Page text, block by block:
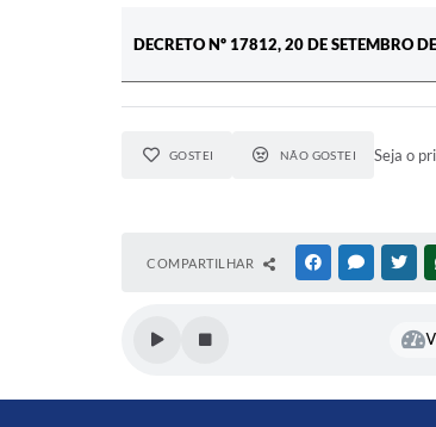
DECRETO Nº 17812, 20 DE SETEMBRO
GOSTEI NÃO GOSTEI Seja o
COMPARTILHAR FACEBOOK